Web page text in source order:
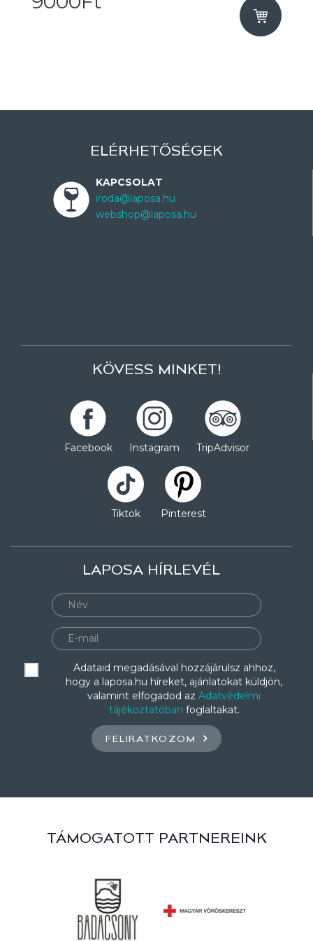
ELÉRHETŐSÉGEK
KAPCSOLAT
iroda@laposa.hu
webshop@laposa.hu
KÖVESS MINKET!
Facebook Instagram TripAdvisor
Tiktok Pinterest
LAPOSA HÍRLEVÉL
Adataid megadásával hozzájárulsz ahhoz,
hogy a laposa.hu híreket, ajánlatokat küldjön,
valamint elfogadod az Adatvédelmi
tájékoztatóban foglaltakat.
FELIRATKOZOM
TÁMOGATOTT PARTNEREINK